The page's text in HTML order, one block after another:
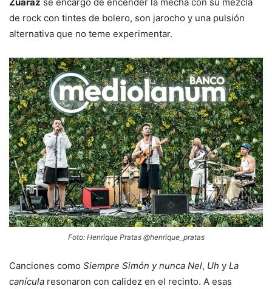
de rock con tintes de bolero, son jarocho y una pulsión
alternativa que no teme experimentar.
Foto: Henrique Pratas @henrique_pratas
Canciones como Siempre Simón y nunca Nel, Uh y La
canícula resonaron con calidez en el recinto. A esas